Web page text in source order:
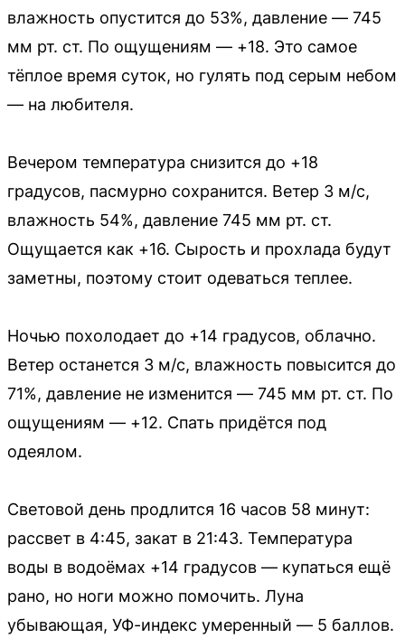
влажность опустится до 53%, давление — 745
мм рт. ст. По ощущениям — +18. Это самое
тёплое время суток, но гулять под серым небом
— на любителя.
Вечером температура снизится до +18
градусов, пасмурно сохранится. Ветер 3 м/с,
влажность 54%, давление 745 мм рт. ст.
Ощущается как +16. Сырость и прохлада будут
заметны, поэтому стоит одеваться теплее.
Ночью похолодает до +14 градусов, облачно.
Ветер останется 3 м/с, влажность повысится до
71%, давление не изменится — 745 мм рт. ст. По
ощущениям — +12. Спать придётся под
одеялом.
Световой день продлится 16 часов 58 минут:
рассвет в 4:45, закат в 21:43. Температура
воды в водоёмах +14 градусов — купаться ещё
рано, но ноги можно помочить. Луна
убывающая, УФ-индекс умеренный — 5 баллов.